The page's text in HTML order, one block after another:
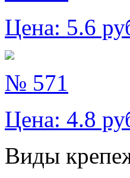
Цена: 5.6
№ 571
Цена: 4.8
Виды